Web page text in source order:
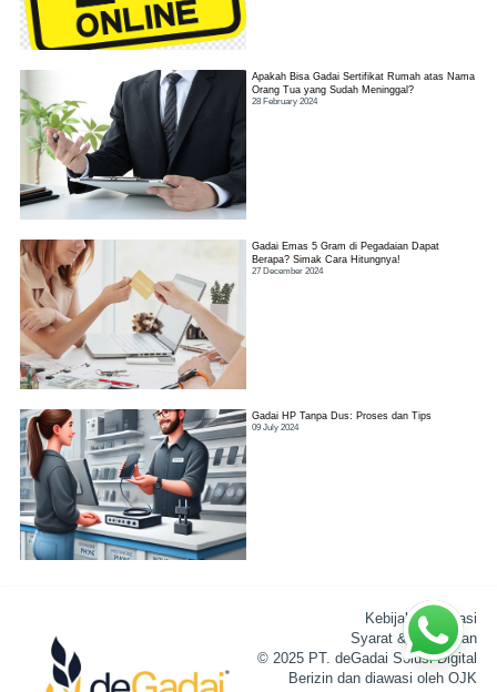
Apakah Bisa Gadai Sertifikat Rumah atas Nama
Orang Tua yang Sudah Meninggal?
28 February 2024
Gadai Emas 5 Gram di Pegadaian Dapat
Berapa? Simak Cara Hitungnya!
27 December 2024
Gadai HP Tanpa Dus: Proses dan Tips
09 July 2024
Kebijakan Privasi
Syarat & Ketentuan
© 2025 PT. deGadai Solusi Digital
Berizin dan diawasi oleh OJK